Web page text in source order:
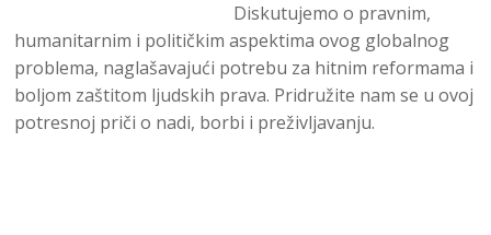
Diskutujemo o pravnim,
humanitarnim i političkim aspektima ovog globalnog
problema, naglašavajući potrebu za hitnim reformama i
boljom zaštitom ljudskih prava. Pridružite nam se u ovoj
potresnoj priči o nadi, borbi i preživljavanju.